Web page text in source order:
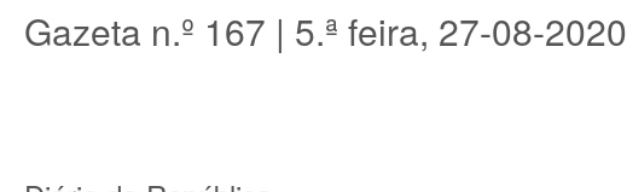
Gazeta n.º 167 | 5.ª feira, 27-08-2020